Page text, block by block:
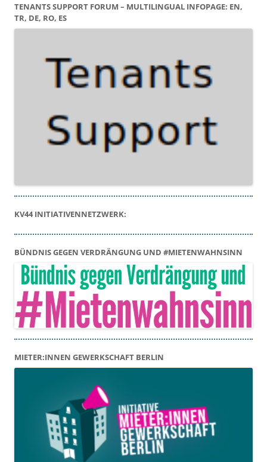
TENANTS SUPPORT FORUM – MULTILINGUAL INFOPAGE: EN,
TR, DE, RO, ES
KV44 INITIATIVENNETZWERK:
BÜNDNIS GEGEN VERDRÄNGUNG UND #MIETENWAHNSINN
MIETER:INNEN GEWERKSCHAFT BERLIN